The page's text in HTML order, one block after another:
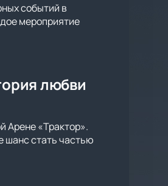
событий в
мероприятие
любви
Арене «Трактор».
шанс стать частью